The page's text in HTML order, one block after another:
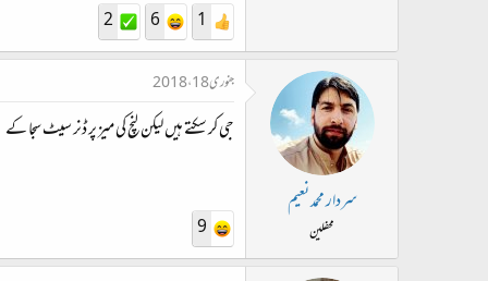
1
6
2
سردار محمد نعیم
محفلین
جنوری 18، 2018
جی کر سکتے ہیں لیکن لنچ کی میز پر ڈنر سیٹ سجا کے
9